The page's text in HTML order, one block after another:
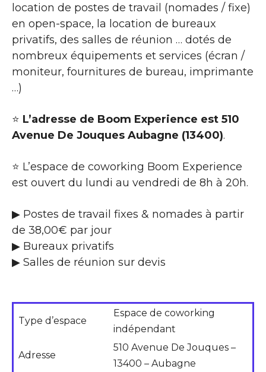
location de postes de travail (nomades / fixe)
en open-space, la location de bureaux
privatifs, des salles de réunion … dotés de
nombreux équipements et services (écran /
moniteur, fournitures de bureau, imprimante
…)
⭐ L’adresse de Boom Experience est 510
Avenue De Jouques Aubagne (13400).
⭐ L’espace de coworking Boom Experience
est ouvert du lundi au vendredi de 8h à 20h.
▶ Postes de travail fixes & nomades à partir
de 38,00€ par jour
▶ Bureaux privatifs
▶ Salles de réunion sur devis
Type d’espace
Espace de coworking
indépendant
Adresse
510 Avenue De Jouques –
13400 – Aubagne